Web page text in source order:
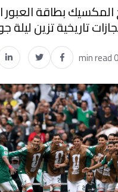
بطاقة العبور
تاريخية تزين ليلة
0 min read